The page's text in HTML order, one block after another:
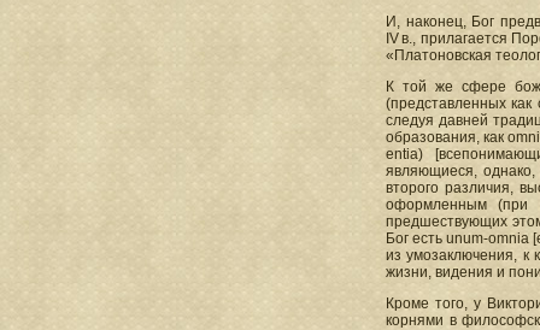
И, наконец, Бог
IV в., прилагается
«Платоновская
К той же сфере
(представленных
следуя давней
образования, как
entia)
являющиеся, однако,
второго различия,
оформленным (при
предшествующих
Бог есть unum-omnia
из умозаключения, к
жизни, видения и
Кроме того, у
корнями в